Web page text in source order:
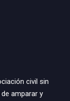
civil sin
amparar y